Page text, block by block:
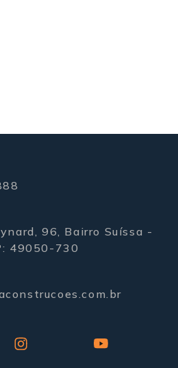
96, Bairro Suíssa -
49050-730